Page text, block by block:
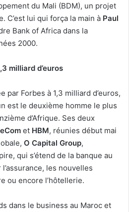
du Mali (BDM), un projet
C’est lui qui força la main à Paul
Bank of Africa dans la
2000.
milliard d’euros
par Forbes à 1,3 milliard d’euros,
est le deuxième homme le plus
d’Afrique. Ses deux
et HBM, réunies début mai
O Capital Group,
qui s’étend de la banque au
les nouvelles
ou encore l’hôtellerie.
dans le business au Maroc et